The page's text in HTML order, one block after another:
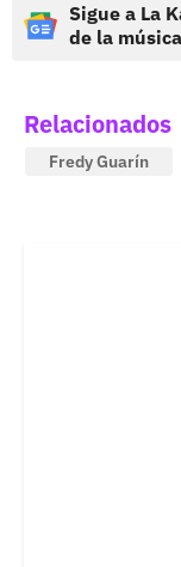
Sigue a La
de la música
Relacionados
Fredy Guarín